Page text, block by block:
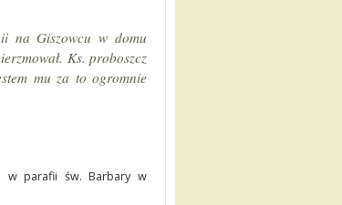
na Giszowcu w domu
Ks. proboszcz
mu za to ogromnie
w parafii św. Barbary w